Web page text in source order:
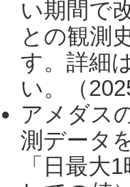
い期間で
との観測
す。詳細
い。（
アメダス
測データ
「日最大